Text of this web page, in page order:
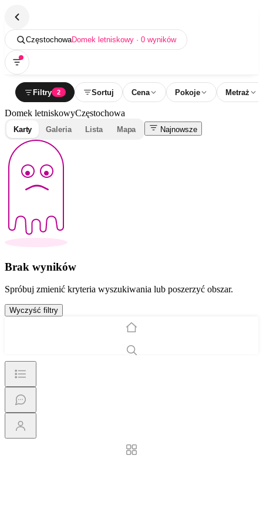
CzęstochowaDomek letniskowy · 0 wyników
Filtry 2 Sortuj Cena Pokoje Metraż
Domek letniskowyCzęstochowa
Karty Galeria Lista Mapa Najnowsze
Brak wyników
Spróbuj zmienić kryteria wyszukiwania lub poszerzyć obszar.
Wyczyść filtry